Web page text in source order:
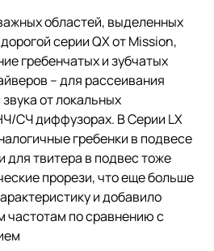
областей, выделенных
серии QX от Mission,
гребенчатых и зубчатых
– для рассеивания
от локальных
СЧ диффузорах. В Серии LX
гребенки в подвесе
для твитера в подвес тоже
прорези, что еще больше
и добавило
частотам по сравнению с